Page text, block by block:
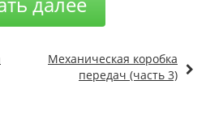
Механическая коробка
передач (часть 3)